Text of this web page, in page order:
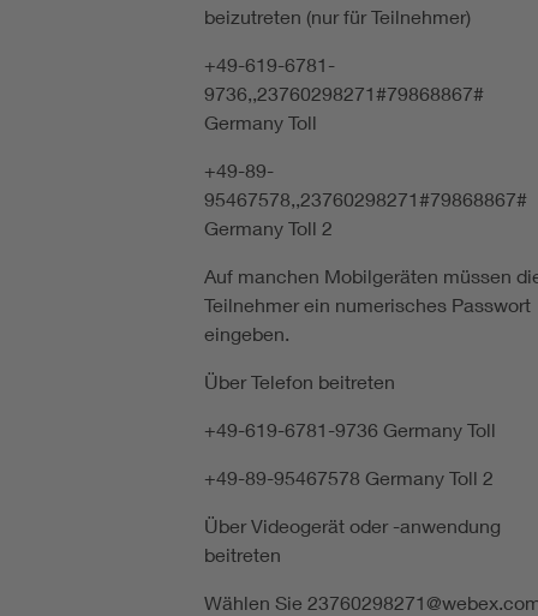
beizutreten (nur für Teilnehmer)
+49-619-6781-
9736,,23760298271#79868867#
Germany Toll
+49-89-
95467578,,23760298271#79868867#
Germany Toll 2
Auf manchen Mobilgeräten müssen
Teilnehmer ein numerisches Passwort
eingeben.
Über Telefon beitreten
+49-619-6781-9736 Germany Toll
+49-89-95467578 Germany Toll 2
Über Videogerät oder -anwendung
beitreten
Wählen Sie